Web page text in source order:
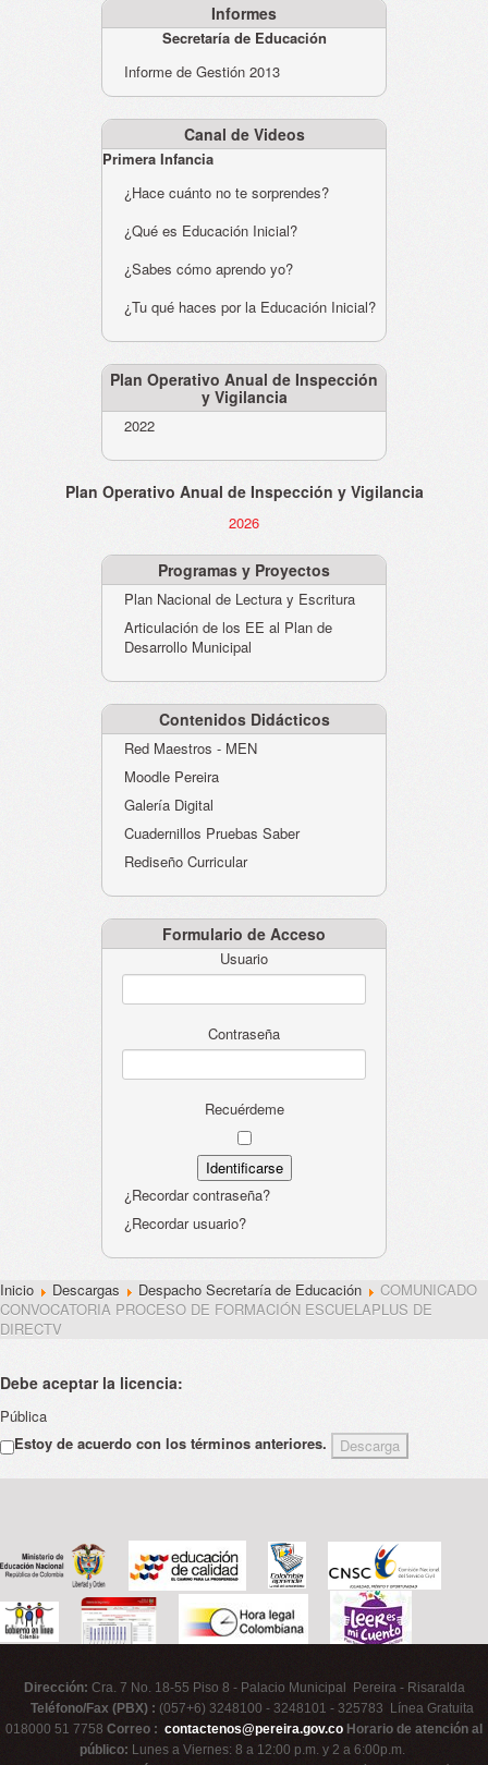
Informes
Secretaría de Educación
Informe de Gestión 2013
Canal de Videos
Primera Infancia
¿Hace cuánto no te sorprendes?
¿Qué es Educación Inicial?
¿Sabes cómo aprendo yo?
¿Tu qué haces por la Educación Inicial?
Plan Operativo Anual de Inspección
y Vigilancia
2022
Plan Operativo Anual de Inspección y Vigilancia
2026
Programas y Proyectos
Plan Nacional de Lectura y Escritura
Articulación de los EE al Plan de
Desarrollo Municipal
Contenidos Didácticos
Red Maestros - MEN
Moodle Pereira
Galería Digital
Cuadernillos Pruebas Saber
Rediseño Curricular
Formulario de Acceso
Usuario
Contraseña
Recuérdeme
¿Recordar contraseña?
¿Recordar usuario?
Inicio Descargas Despacho Secretaría de Educación
COMUNICADO
CONVOCATORIA PROCESO DE FORMACIÓN ESCUELAPLUS DE
DIRECTV
Debe aceptar la licencia:
Pública
Estoy de acuerdo con los términos anteriores.
Dirección: Cra. 7 No. 18-55 Piso 8 - Palacio Municipal Pereira - Risaralda
Teléfono/Fax (PBX) : (057+6) 3248100 - 3248101 - 325783 Línea Gratuita
018000 51 7758 Correo : contactenos@pereira.gov.co Horario de atención al
público: Lunes a Viernes: 8 a 12:00 p.m. y 2 a 6:00p.m.